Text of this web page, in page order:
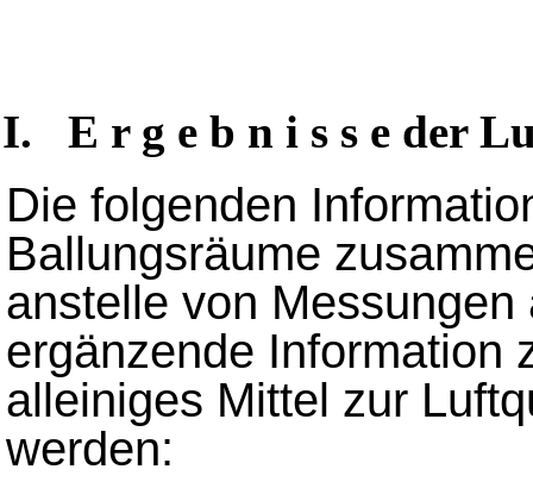
I. E r g e b n i s s e der
Die folgenden
Ballungsräume
anstelle von
ergänzende Information
alleiniges Mittel zur
werden: